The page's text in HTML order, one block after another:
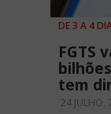
DE 3 A 4
FGTS
tem
24 JULHO,